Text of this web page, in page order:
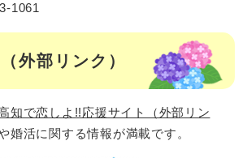
1061
外部リンク）
知で恋しよ!!応援サイト（外部リン
婚活に関する情報が満載です。